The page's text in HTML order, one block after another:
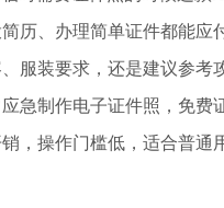
历、办理简单证件都能应
服装要求，还是建议参考
急制作电子证件照，免费
，操作门槛低，适合普通